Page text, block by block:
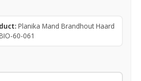
Planika Mand Brandhout Haard
60-061